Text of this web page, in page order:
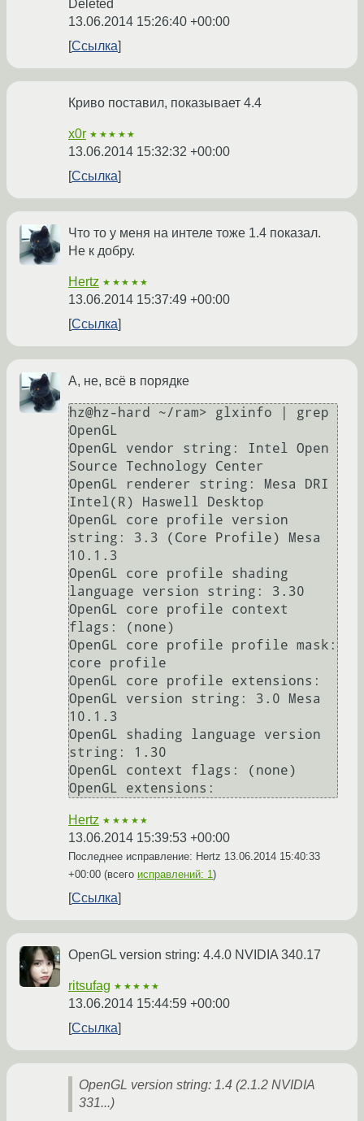
Deleted
13.06.2014 15:26:40 +00:00
Ссылка
Криво поставил, показывает 4.4
x0r ★★★★★
13.06.2014 15:32:32 +00:00
Ссылка
Что то у меня на интеле тоже 1.4 показал.
Не к добру.
Hertz ★★★★★
13.06.2014 15:37:49 +00:00
Ссылка
А, не, всё в порядке
hz@hz-hard ~/ram> glxinfo | grep
OpenGL
OpenGL vendor string: Intel Open
Source Technology Center
OpenGL renderer string: Mesa DRI
Intel(R) Haswell Desktop
OpenGL core profile version
string: 3.3 (Core Profile) Mesa
10.1.3
OpenGL core profile shading
language version string: 3.30
OpenGL core profile context
flags: (none)
OpenGL core profile profile mask:
core profile
OpenGL core profile extensions:
OpenGL version string: 3.0 Mesa
10.1.3
OpenGL shading language version
string: 1.30
OpenGL context flags: (none)
OpenGL extensions:
Hertz ★★★★★
13.06.2014 15:39:53 +00:00
Последнее исправление: Hertz 13.06.2014 15:40:33
+00:00 (всего исправлений: 1)
Ссылка
OpenGL version string: 4.4.0 NVIDIA 340.17
ritsufag ★★★★★
13.06.2014 15:44:59 +00:00
Ссылка
OpenGL version string: 1.4 (2.1.2 NVIDIA
331...)